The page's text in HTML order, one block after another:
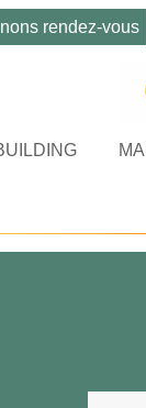
rendez-vous